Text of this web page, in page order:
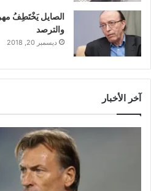
الصايل يَخْتَطِفُ
والترصد
ديسمبر 20, 2018
آخر الأخبار